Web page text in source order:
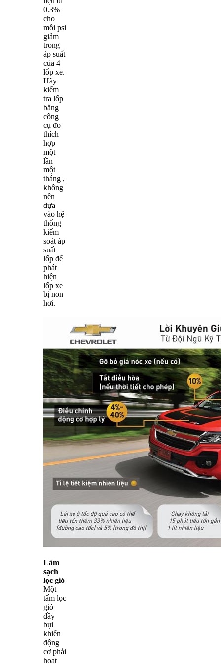
0.3%
cho
mỗi psi
giảm
trong
áp suất
của 4
lốp xe.
Hãy
kiểm
tra lốp
bằng
công
cụ đo
thích
hợp
một
lần
một
tháng ,
không
nên
dựa
vào hệ
thống
kiểm
soát áp
suất
lốp để
phát
hiện
lốp xe
bị non
hơi.
Làm
sạch
lọc gió
Một
tấm lọc
gió
đầy
bụi
khiến
động
cơ phải
hoạt